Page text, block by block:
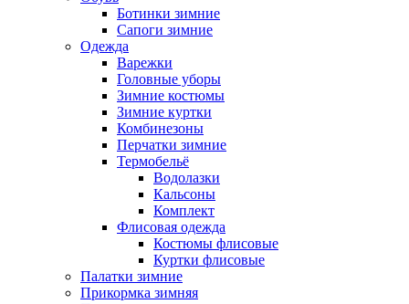
Ботинки зимние
Сапоги зимние
Одежда
Варежки
Головные уборы
Зимние костюмы
Зимние куртки
Комбинезоны
Перчатки зимние
Термобельё
Водолазки
Кальсоны
Комплект
Флисовая одежда
Костюмы флисовые
Куртки флисовые
Палатки зимние
Прикормка зимняя